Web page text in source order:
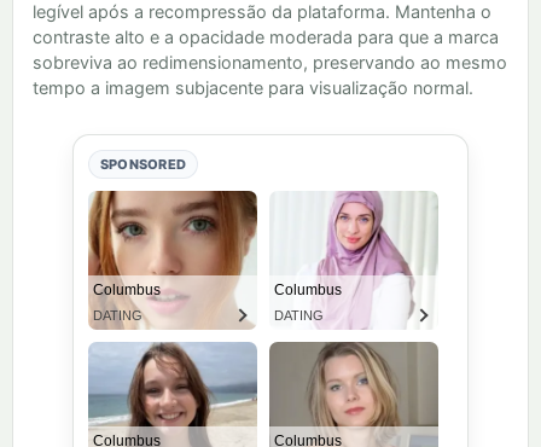
legível após a recompressão da plataforma. Mantenha o
contraste alto e a opacidade moderada para que a marca
sobreviva ao redimensionamento, preservando ao mesmo
tempo a imagem subjacente para visualização normal.
SPONSORED